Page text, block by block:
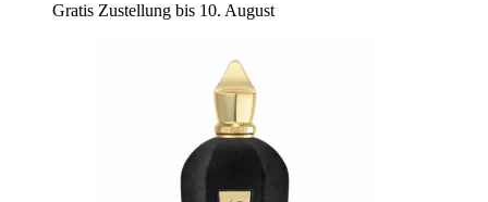
Gratis Zustellung bis 10. August